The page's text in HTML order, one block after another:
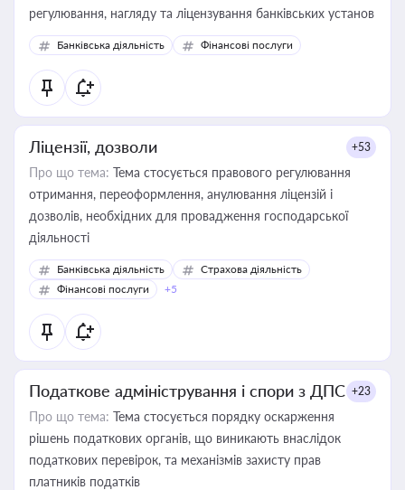
регулювання, нагляду та ліцензування банківських установ
Банківська діяльність Фінансові послуги
Ліцензії, дозволи +53
Про що тема: Тема стосується правового регулювання
отримання, переоформлення, анулювання ліцензій і
дозволів, необхідних для провадження господарської
діяльності
Банківська діяльність
Страхова діяльність
Фінансові послуги
+5
Податкове адміністрування і спори з ДПС +23
Про що тема: Тема стосується порядку оскарження
рішень податкових органів, що виникають внаслідок
податкових перевірок, та механізмів захисту прав
платників податків